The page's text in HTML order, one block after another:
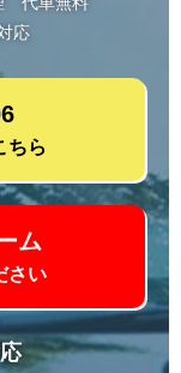
応
ちら
ム
さい